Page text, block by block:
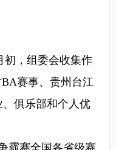
，组委会收集作
赛事、贵州台江
俱乐部和个人优
霸赛全国各省级赛